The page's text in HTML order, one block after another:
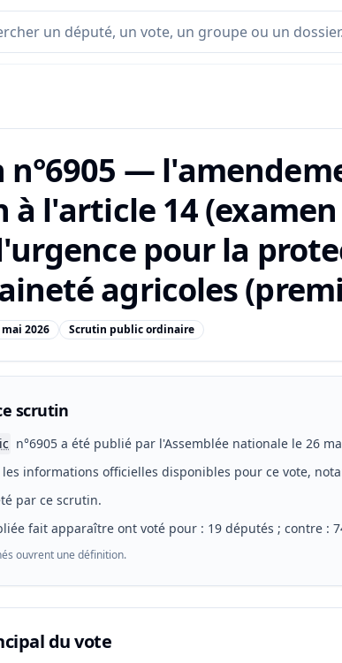
—
à l'article 14
pour la
agricoles
mai 2026 Scrutin public ordinaire
scrutin
n°6905 a été publié par l'Assemblée nationale le 26
informations officielles disponibles pour ce vote,
par ce scrutin.
fait apparaître ont voté pour : 19 députés ; contre :
ouvrent une définition.
du vote